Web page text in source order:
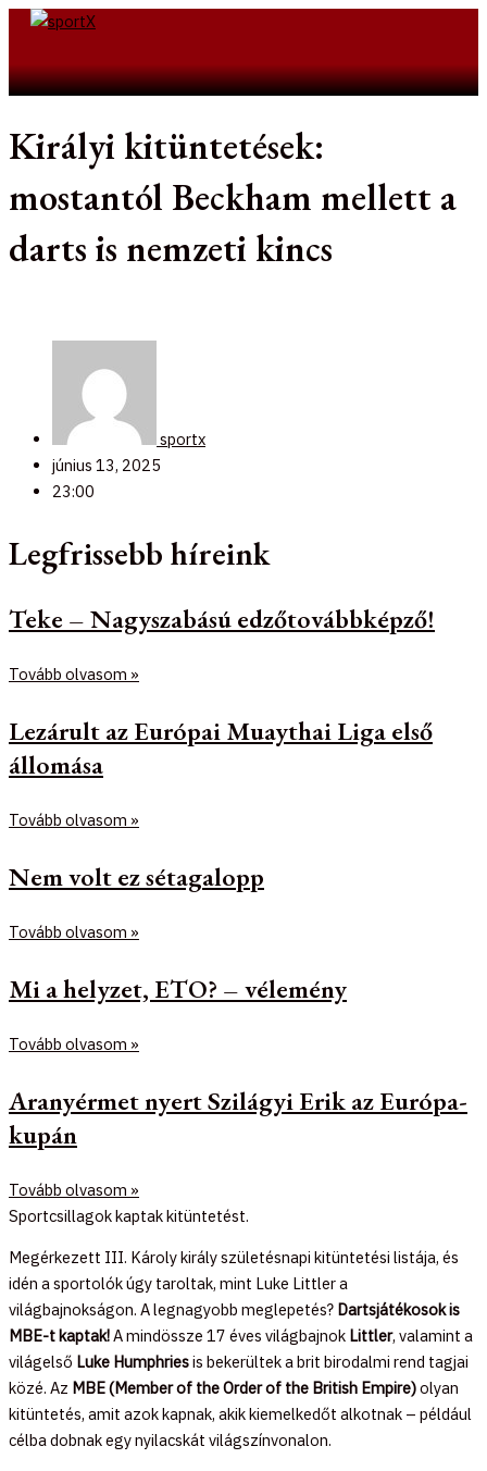
Skip
Királyi kitüntetések:
mostantól Beckham mellett a
darts is nemzeti kincs
sportx
június 13, 2025
23:00
Legfrissebb híreink
Teke – Nagyszabású edzőtovábbképző!
Tovább olvasom »
Lezárult az Európai Muaythai Liga első
állomása
Tovább olvasom »
Nem volt ez sétagalopp
Tovább olvasom »
Mi a helyzet, ETO? – vélemény
Tovább olvasom »
Aranyérmet nyert Szilágyi Erik az Európa-
kupán
Tovább olvasom »
Sportcsillagok kaptak kitüntetést.
Megérkezett III. Károly király születésnapi kitüntetési listája, és
idén a sportolók úgy taroltak, mint Luke Littler a
világbajnokságon. A legnagyobb meglepetés? Dartsjátékosok is
MBE-t kaptak!A mindössze 17 éves világbajnok Littler, valamint a
világelső Luke Humphriesis bekerültek a brit birodalmi rend tagjai
közé. Az MBE (Member of the Order of the British Empire)olyan
kitüntetés, amit azok kapnak, akik kiemelkedőt alkotnak – például
célba dobnak egy nyilacskát világszínvonalon.